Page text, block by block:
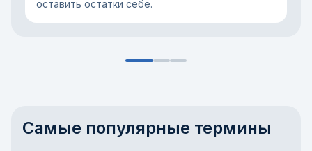
оставить остатки себе.
Самые популярные термины